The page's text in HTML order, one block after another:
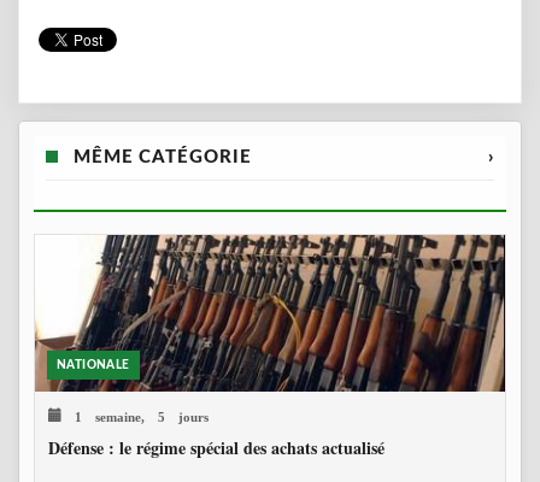
MÊME CATÉGORIE ›
NATIONALE
1 semaine, 5 jours
Défense : le régime spécial des achats actualisé